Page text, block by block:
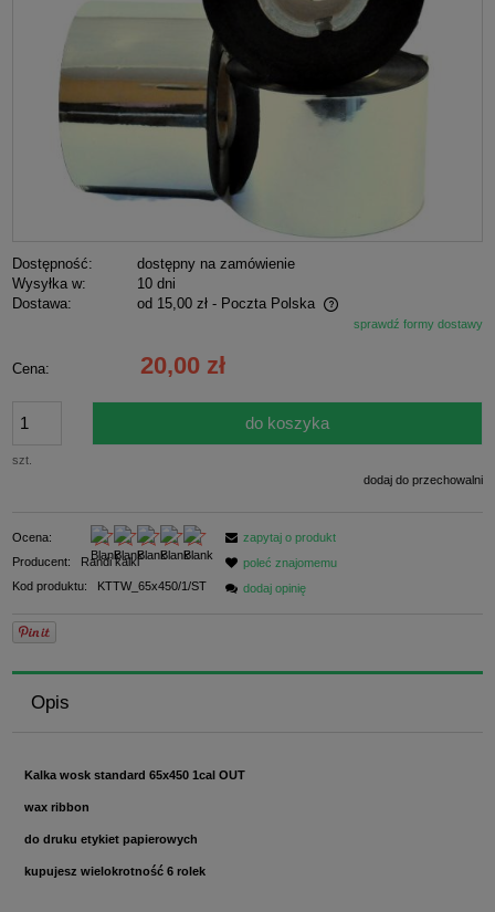
Dostępność:
dostępny na zamówienie
Wysyłka w:
10 dni
Dostawa:
od 15,00 zł - Poczta Polska
Cena nie zawiera ewentualnych kosztów płatnościsprawdź formy dostawy
Cena: 20,00 zł
szt.
do koszyka
dodaj do przechowalni
Ocena:
Producent:
Randi kalki
Kod produktu:
KTTW_65x450/1/ST
zapytaj o produkt
poleć znajomemu
dodaj opinię
Opis
Kalka wosk standard 65x450 1cal OUT
wax ribbon
do druku etykiet papierowych
kupujesz wielokrotność 6 rolek